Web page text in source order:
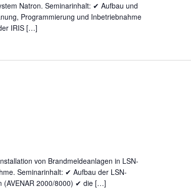
Natron. Seminarinhalt: ✔ Aufbau und
Programmierung und Inbetriebnahme
IRIS […]
von Brandmeldeanlagen in LSN-
Seminarinhalt: ✔ Aufbau der LSN-
(AVENAR 2000/8000) ✔ die […]